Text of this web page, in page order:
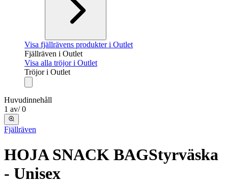
Visa fjällrävens produkter i Outlet
Fjällräven i Outlet
Visa alla tröjor i Outlet
Tröjor i Outlet
Huvudinnehåll
1 av/ 0
Fjällräven
HOJA SNACK BAGStyrväska
- Unisex